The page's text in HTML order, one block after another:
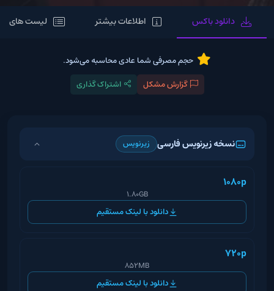
دانلود باکس اطلاعات بیشتر لیست های
حجم مصرفی شما عادی محاسبه می‌شود.
گزارش مشکل
اشتراک گذاری
نسخه زیرنویس فارسی زیرنویس
1080p
1.80GB
دانلود با لینک مستقیم
720p
852MB
دانلود با لینک مستقیم